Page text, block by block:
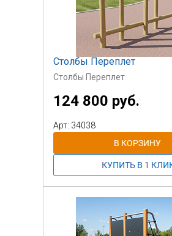
Столбы Переплет
Столбы Переплет
124 800 руб.
Арт: 34038